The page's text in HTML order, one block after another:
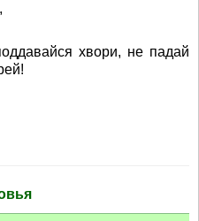
хвори, не падай